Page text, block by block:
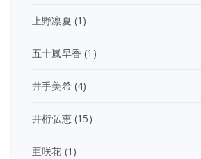
上野凛夏 (1)
五十嵐早香 (1)
井手美希(4)
井桁弘恵(15)
亜咲花 (1)